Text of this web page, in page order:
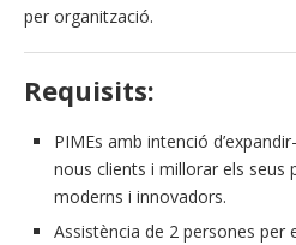
per organització.
Requisits:
PIMEs amb intenció
nous clients i millorar els seus
moderns i innovadors.
Assistència de 2 persones per